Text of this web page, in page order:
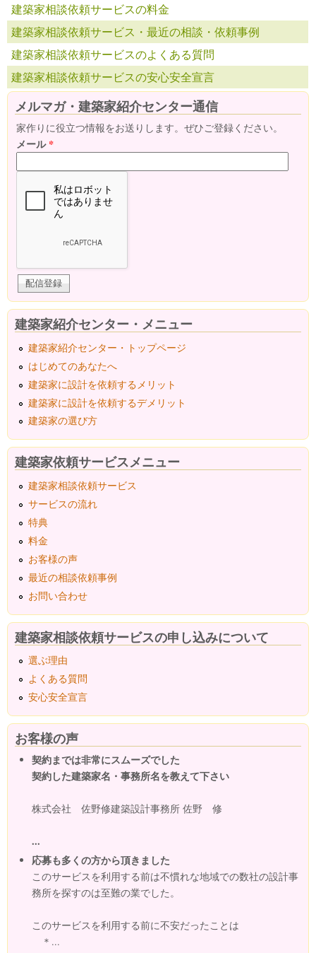
建築家相談依頼サービスの料金
建築家相談依頼サービス・最近の相談・依頼事例
建築家相談依頼サービスのよくある質問
建築家相談依頼サービスの安心安全宣言
メルマガ・建築家紹介センター通信
家作りに役立つ情報をお送りします。ぜひご登録ください。
メール*
建築家紹介センター・メニュー
建築家紹介センター・トップページ
はじめてのあなたへ
建築家に設計を依頼するメリット
建築家に設計を依頼するデメリット
建築家の選び方
建築家依頼サービスメニュー
建築家相談依頼サービス
サービスの流れ
特典
料金
お客様の声
最近の相談依頼事例
お問い合わせ
建築家相談依頼サービスの申し込みについて
選ぶ理由
よくある質問
安心安全宣言
お客様の声
契約までは非常にスムーズでした
契約した建築家名・事務所名を教えて下さい
株式会社 佐野修建築設計事務所 佐野 修
...
応募も多くの方から頂きました
このサービスを利用する前は不慣れな地域での数社の設計事
務所を探すのは至難の業でした。
このサービスを利用する前に不安だったことは
＊...